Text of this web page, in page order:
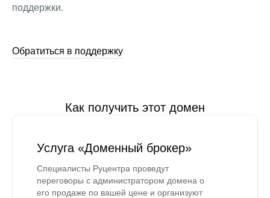
поддержки.
Обратиться в поддержку
Как получить этот домен
Услуга «Доменный брокер»
Специалисты Руцентра проведут
переговоры с администратором домена о
его продаже по вашей цене и организуют